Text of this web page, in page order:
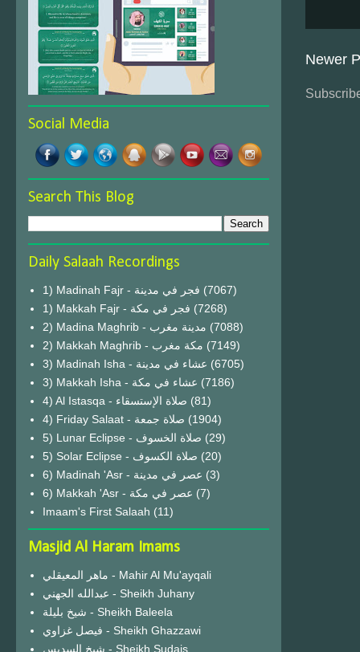
Newer
Social Media
Search This Blog
Daily Salaah Recordings
1) Madinah Fajr - فجر في مدينة (7067)
1) Makkah Fajr - فجر في مكة (7268)
2) Madina Maghrib - مدينة مغرب (7088)
2) Makkah Maghrib - مكة مغرب (7149)
3) Madinah Isha - عشاء في مدينة (6705)
3) Makkah Isha - عشاء في مكة (7186)
4) Al Istasqa - صلاة الإستسقاء (81)
4) Friday Salaat - صلاة جمعة (1904)
5) Lunar Eclipse - صلاة الخسوف (29)
(20)
6) Madinah 'Asr - عصر في مدينة (3)
6) Makkah 'Asr - عصر في مكة (7)
Imaam's First Salaah (11)
Masjid Al Haram Imams
ماهر المعيقلي - Mahir Al Mu'ayqali
عبدالله الجهني - Sheikh Juhany
شيخ بليلة - Sheikh Baleela
فيصل غزاوي - Sheikh Ghazzawi
شيخ السديس - Sheikh Sudais